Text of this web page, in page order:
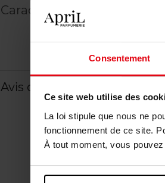
Consentement
Ce site web utilise des
La loi stipule que nous ne
fonctionnement de ce site.
À tout moment, vous
Caractéristiques
Avis client